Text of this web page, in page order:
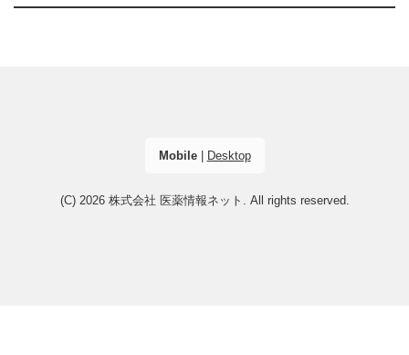
Mobile| Desktop
(C) 2026 株式会社 医薬情報ネット . All rights reserved.